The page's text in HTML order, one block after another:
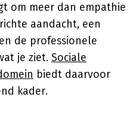
om meer dan empathie
aandacht, een
de professionele
je ziet. Sociale
biedt daarvoor
kader.